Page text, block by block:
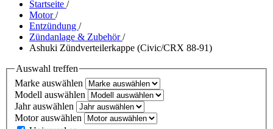
Startseite /
Motor/
Entzündung /
Zündanlage & Zubehör/
Ashuki Zündverteilerkappe (Civic/CRX 88-91)
Auswahl treffen
Marke auswählen
Modell auswählen
Jahr auswählen
Motor auswählen